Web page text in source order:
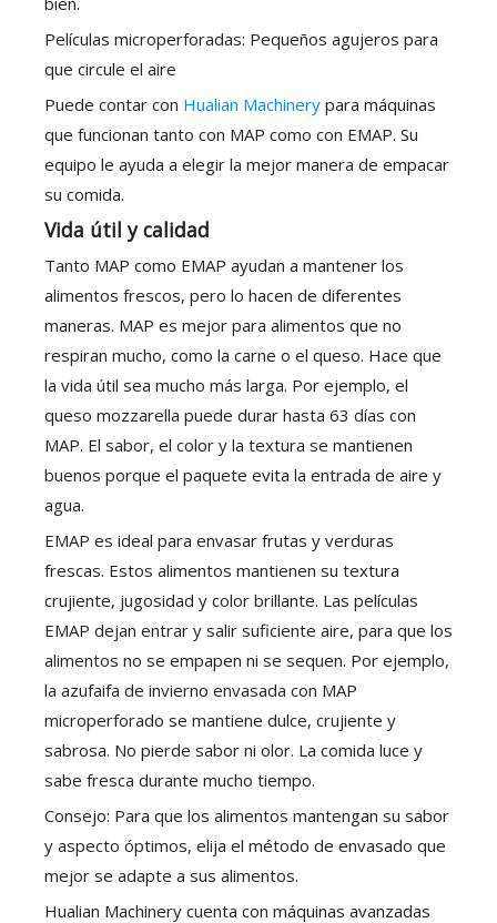
Películas microperforadas: Pequeños agujeros para
que circule el aire
Puede contar con Hualian Machinery para máquinas
que funcionan tanto con MAP como con EMAP. Su
equipo le ayuda a elegir la mejor manera de empacar
su comida.
Vida útil y calidad
Tanto MAP como EMAP ayudan a mantener los
alimentos frescos, pero lo hacen de diferentes
maneras. MAP es mejor para alimentos que no
respiran mucho, como la carne o el queso. Hace que
la vida útil sea mucho más larga. Por ejemplo, el
queso mozzarella puede durar hasta 63 días con
MAP. El sabor, el color y la textura se mantienen
buenos porque el paquete evita la entrada de aire y
agua.
EMAP es ideal para envasar frutas y verduras
frescas. Estos alimentos mantienen su textura
crujiente, jugosidad y color brillante. Las películas
EMAP dejan entrar y salir suficiente aire, para que los
alimentos no se empapen ni se sequen. Por ejemplo,
la azufaifa de invierno envasada con MAP
microperforado se mantiene dulce, crujiente y
sabrosa. No pierde sabor ni olor. La comida luce y
sabe fresca durante mucho tiempo.
Consejo: Para que los alimentos mantengan su sabor
y aspecto óptimos, elija el método de envasado que
mejor se adapte a sus alimentos.
Hualian Machinery cuenta con máquinas avanzadas